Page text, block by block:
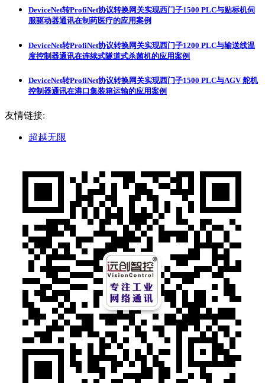
DeviceNet转ProfiNet协议转换网关实现西门子1500 PLC与贴标机伺
服驱动器通讯在制药医疗的应用案例
DeviceNet转ProfiNet协议转换网关实现西门子1200 PLC与输送线温
度控制器通讯在连续式隧道式杀菌机的应用案例
DeviceNet转ProfiNet协议转换网关实现西门子1500 PLC与AGV 舵机
控制器通讯在港口集装箱运输的应用案例
友情链接:
超越无限